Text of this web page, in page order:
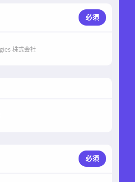
必須
必須